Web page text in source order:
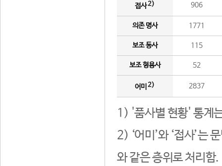
접사2) 906
의존 명사 1771
보조 동사 115
보조 형용사 52
어미 2) 2837
1) '품사별 현황' 통계
2) ‘어미’와 ‘접사’는
와 같은 층위로 처리함.